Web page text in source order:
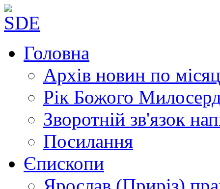
Головна
Архів новин по
Рік Божого
Зворотній зв'язок
Посилання
Єпископи